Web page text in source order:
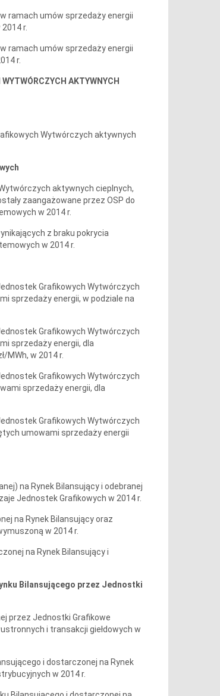
ramach umów sprzedaży energii
r.
ramach umów sprzedaży energii
r.
AKTYWNYCH
Wytwórczych aktywnych
aktywnych cieplnych,
zaangażowane przez OSP do
w 2014 r.
z braku pokrycia
w 2014 r.
Grafikowych Wytwórczych
sprzedaży energii, w podziale na
Grafikowych Wytwórczych
sprzedaży energii, dla
MWh, w 2014 r.
Grafikowych Wytwórczych
sprzedaży energii, dla
Grafikowych Wytwórczych
umowami sprzedaży energii
na Rynek Bilansujący i odebranej
Jednostek Grafikowych w 2014 r.
na Rynek Bilansujący oraz
w 2014 r.
na Rynek Bilansujący i
Bilansującego przez Jednostki
przez Jednostki Grafikowe
i transakcji giełdowych w
i dostarczonej na Rynek
w 2014 r.